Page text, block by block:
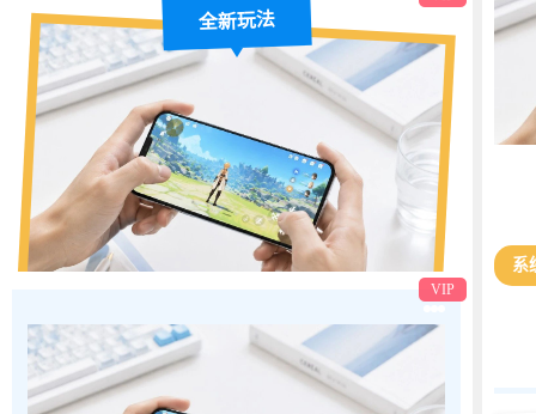
与无缝开放大地图，华丽技能连招交织史诗剧情，为你
呈现酣畅淋漓的掌上竞技盛宴。
商 人气手游图文
海量
商
VIP